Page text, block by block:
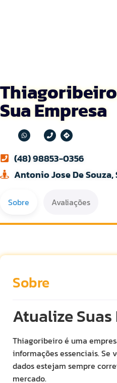
Sua Empresa
(48) 98853-0356
Antonio Jose De Souza,
Sobre Avaliações
Sobre
Atualize
Thiagoribeiro é uma
informações essenciais. Se
dados estejam sempre
mercado.